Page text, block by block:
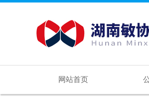
网站首页